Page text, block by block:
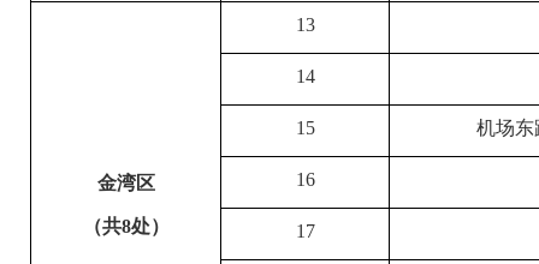
金湾区
（共8处）
13
14
15 机场东
16
17